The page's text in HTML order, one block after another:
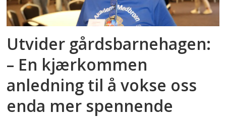
Utvider gårdsbarnehagen:
– En kjærkommen
anledning til å vokse oss
enda mer spennende